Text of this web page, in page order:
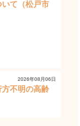
て（松戸市
2026年08月06日
不明の高齢